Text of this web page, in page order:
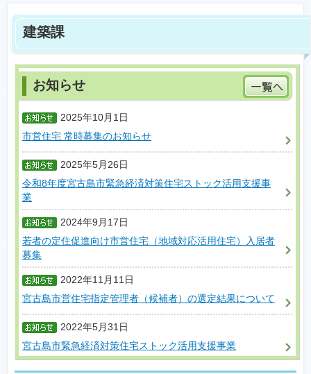
建築課
2025年10月1日
市営住宅 常時募集のお知らせ
2025年5月26日
令和8年度宮古島市緊急経済対策住宅ストック活用支援事
業
2024年9月17日
若者の定住促進向け市営住宅（地域対応活用住宅）入居者
募集
2022年11月11日
宮古島市営住宅指定管理者（候補者）の選定結果について
2022年5月31日
宮古島市緊急経済対策住宅ストック活用支援事業